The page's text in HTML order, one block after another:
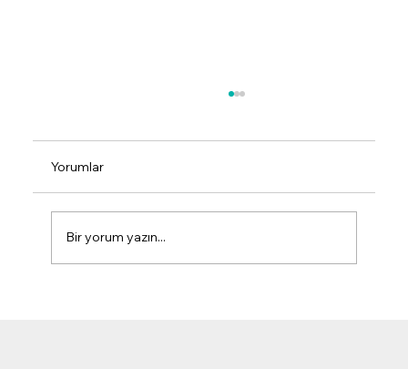
Yorumlar
Bir yorum yazın...